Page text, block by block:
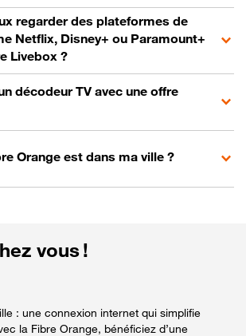
regarder des plateformes de
Netflix, Disney+ ou Paramount+
Livebox ?
décodeur TV avec une offre
Orange est dans ma ville ?
vous !
: une connexion internet qui simplifie
la Fibre Orange, bénéficiez d’une